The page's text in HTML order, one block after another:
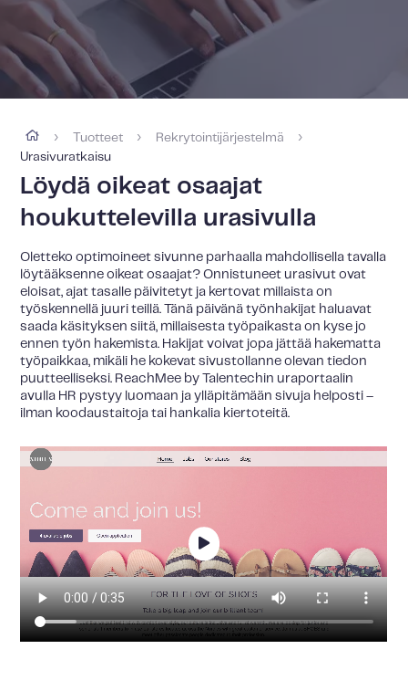
› Tuotteet › Rekrytointijärjestelmä ›
Urasivuratkaisu
Löydä oikeat osaajat
houkuttelevilla urasivulla
Oletteko optimoineet sivunne parhaalla mahdollisella tavalla
löytääksenne oikeat osaajat? Onnistuneet urasivut ovat
eloisat, ajat tasalle päivitetyt ja kertovat millaista on
työskennellä juuri teillä. Tänä päivänä työnhakijat haluavat
saada käsityksen siitä, millaisesta työpaikasta on kyse jo
ennen työn hakemista. Hakijat voivat jopa jättää hakematta
työpaikkaa, mikäli he kokevat sivustollanne olevan tiedon
puutteelliseksi. ReachMee by Talentechin uraportaalin
avulla HR pystyy luomaan ja ylläpitämään sivuja helposti –
ilman koodaustaitoja tai hankalia kiertoteitä.